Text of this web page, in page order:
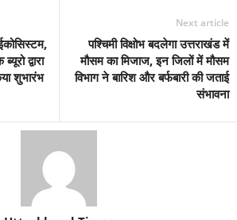
द्वारा
शुभारंभ
Next article
पश्चिमी विक्षोभ बदलेगा उत्तराखंड में
मौसम का मिजाज, इन जिलों में मौसम
विभाग ने बारिश और बर्फबारी की जताई
संभावना